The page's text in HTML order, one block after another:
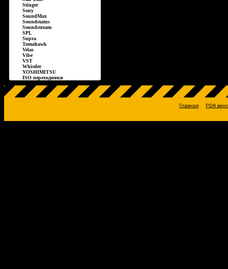
Stinger
Sony
SoundMax
Soundstatus
Soundstream
SPL
Supra
Tomahawk
Velas
Vibe
VST
Whistler
YOSHIMITSU
ISO переходники
Главная PDA